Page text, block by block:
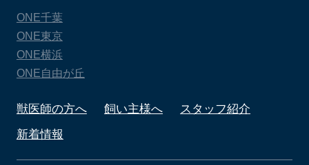
ONE千葉
ONE東京
ONE横浜
ONE自由が丘
獣医師の方へ 飼い主様へ
スタッフ紹介
新着情報